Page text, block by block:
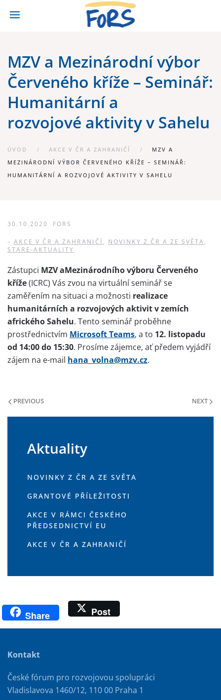
MZV a Mezinárodní výbor
Červeného kříže – Seminář:
Humanitární a
rozvojové aktivity v Sahelu
ÚVOD AKCE V ČR A ZAHRANIČÍ
MZV A
MEZINÁRODNÍ VÝBOR ČERVENÉHO KŘÍŽE – SEMINÁŘ:
HUMANITÁRNÍ A ROZVOJOVÉ AKTIVITY V SAHELU
30.10.2020 FORS
– AKCE V ČR A ZAHRANIČÍ , NOVINKY Z ČR A ZE SVĚTA,
STARE-AKTUALITY
Zástupci MZV aMezinárodního výboru Červeného
kříže(ICRC) Vás zvou na virtuální seminář se
zaměřením na situaci a možnosti realizace
humanitárních a rozvojových aktivit v zemích
afrického Sahelu. Tento seminář proběhne
prostřednictvím Microsoft Teams, a to 12. listopadu
od 14:00 do 15:30. Prosíme zájemce, ať předem vyjádří
zájem na e-mail hana_volna@mzv.cz.
PREVIOUS NEXT
Aktuality
NOVINKY Z ČR A ZE SVĚTA
GRANTOVÉ PŘÍLEŽITOSTI
AKCE V RÁMCI ČESKÉHO
PŘEDSEDNICTVÍ EU
AKCE V ČR A ZAHRANIČÍ
Share Post
Kontakt
České fórum pro rozvojovou spolupráci
Vladislavova 1460/12, 110 00 Praha 1